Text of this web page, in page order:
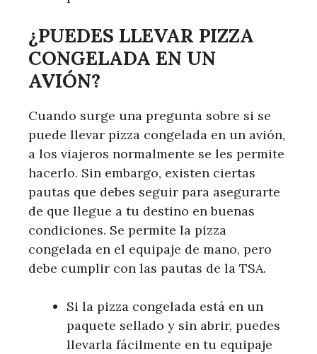
¿PUEDES LLEVAR PIZZA
CONGELADA EN UN
AVIÓN?
Cuando surge una pregunta sobre si se
puede llevar pizza congelada en un avión,
a los viajeros normalmente se les permite
hacerlo. Sin embargo, existen ciertas
pautas que debes seguir para asegurarte
de que llegue a tu destino en buenas
condiciones. Se permite la pizza
congelada en el equipaje de mano, pero
debe cumplir con las pautas de la TSA.
Si la pizza congelada está en un
paquete sellado y sin abrir, puedes
llevarla fácilmente en tu equipaje